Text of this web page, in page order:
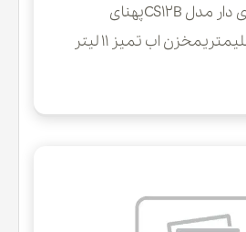
اسکرابر دستی باتری دار مدل CS12Bپهنای